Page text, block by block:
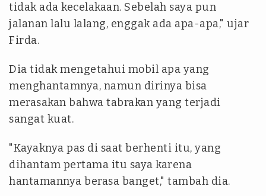
tidak ada kecelakaan. Sebelah saya pun
jalanan lalu lalang, enggak ada apa-apa," ujar
Firda.
Dia tidak mengetahui mobil apa yang
menghantamnya, namun dirinya bisa
merasakan bahwa tabrakan yang terjadi
sangat kuat.
"Kayaknya pas di saat berhenti itu, yang
dihantam pertama itu saya karena
hantamannya berasa banget," tambah dia.